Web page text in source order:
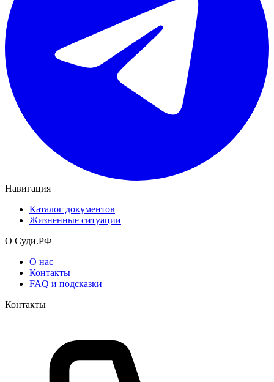
Навигация
Каталог документов
Жизненные ситуации
О Суди.РФ
О нас
Контакты
FAQ и подсказки
Контакты